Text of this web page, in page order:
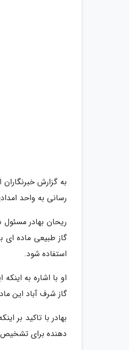
به گزارش
رسانی به واحد
ریحان بهادر
گاز طبیعی ماده ای
استفاده شود.
او با اشاره به
گاز شرف آباد این
بهادر با تاکید بر
دهنده برای